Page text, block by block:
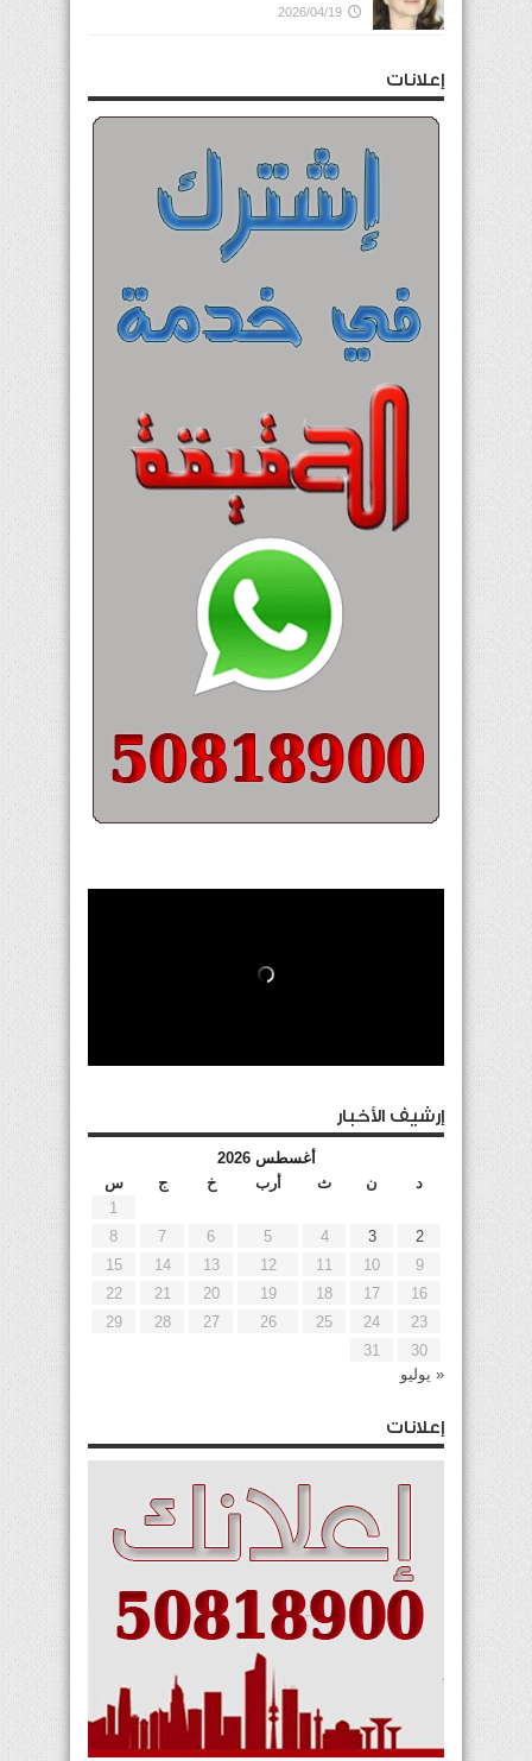
2026/04/19
إعلانات
إرشيف الأخبار
أغسطس 2026
د
ن ث أرب خ ج
س
1
2
3
4
5
6
7
8
9
10
11
12
13
14
15
16
17
18
19
20
21
22
23
24
25
26
27
28
29
30
31
« يوليو
إعلانات